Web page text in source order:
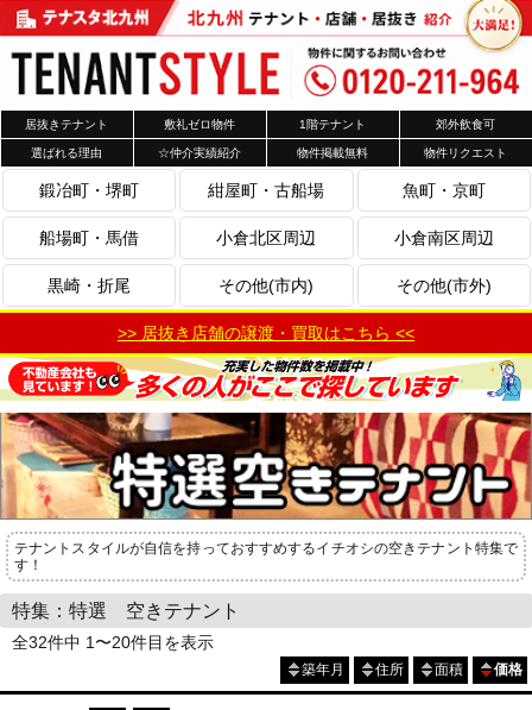
居抜きテナント 敷礼ゼロ物件 1階テナント 郊外飲食可
選ばれる理由 ☆仲介実績紹介 物件掲載無料 物件リクエスト
鍛冶町・堺町 紺屋町・古船場 魚町・京町
船場町・馬借 小倉北区周辺 小倉南区周辺
黒崎・折尾 その他(市内) その他(市外)
>> 居抜き店舗の譲渡・買取はこちら <<
テナントスタイルが自信を持っておすすめするイチオシの空きテナント特集で
す！
特集：特選 空きテナント
全32件中 1〜20件目を表示
価格
面積
住所
築年月